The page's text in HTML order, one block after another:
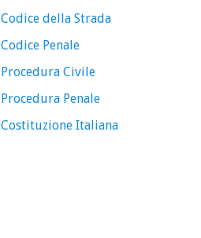
Codice della Strada
Codice Penale
Procedura Civile
Procedura Penale
Costituzione Italiana